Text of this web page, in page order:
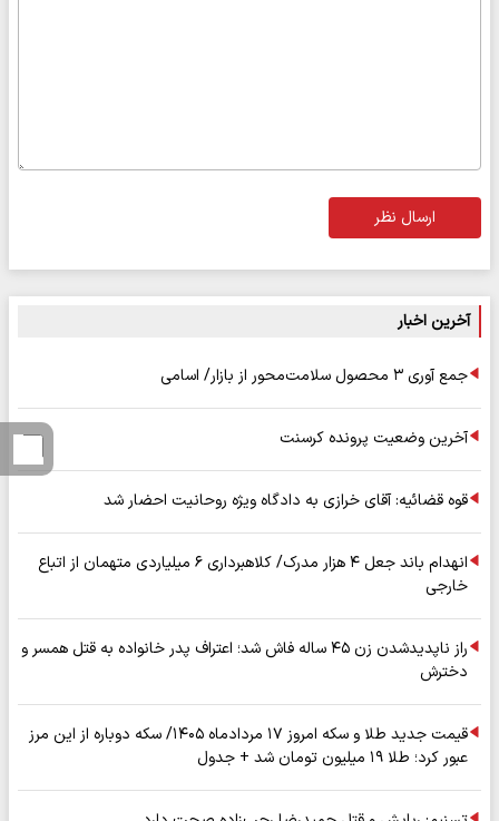
ارسال نظر
آخرین اخبار
جمع آوری ۳ محصول سلامت‌محور از بازار/ اسامی
آخرین وضعیت پرونده کرسنت
قوه قضائیه: آقای خرازی به دادگاه ویژه روحانیت احضار شد
انهدام باند جعل ۴ هزار مدرک/ کلاهبرداری ۶ میلیاردی متهمان از اتباع
خارجی
راز ناپدیدشدن زن ۴۵ ساله فاش شد؛ اعتراف پدر خانواده به قتل همسر و
دخترش
قیمت جدید طلا و سکه امروز ۱۷ مردادماه ۱۴۰۵/ سکه دوباره از این مرز
عبور کرد؛ طلا ۱۹ میلیون تومان شد + جدول